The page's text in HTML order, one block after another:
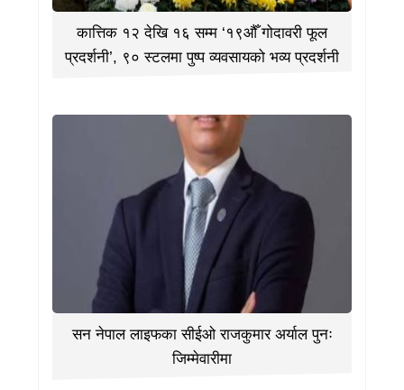
कात्तिक १२ देखि १६ सम्म ‘१९औँ गोदावरी फूल
प्रदर्शनी’, ९० स्टलमा पुष्प व्यवसायको भव्य प्रदर्शनी
सन नेपाल लाइफका सीईओ राजकुमार अर्याल पुनः
जिम्मेवारीमा